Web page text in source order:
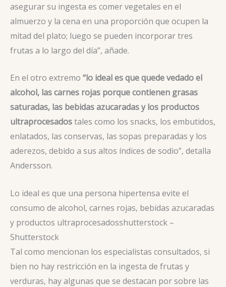
asegurar su ingesta es comer vegetales en el
almuerzo y la cena en una proporción que ocupen la
mitad del plato; luego se pueden incorporar tres
frutas a lo largo del día”, añade.
En el otro extremo “lo ideal es que quede vedado el
alcohol, las carnes rojas porque contienen grasas
saturadas, las bebidas azucaradas y los productos
ultraprocesadostales como los snacks, los embutidos,
enlatados, las conservas, las sopas preparadas y los
aderezos, debido a sus altos índices de sodio”, detalla
Andersson.
Lo ideal es que una persona hipertensa evite el
consumo de alcohol, carnes rojas, bebidas azucaradas
y productos ultraprocesadosshutterstock –
Shutterstock
Tal como mencionan los especialistas consultados, si
bien no hay restricción en la ingesta de frutas y
verduras, hay algunas que se destacan por sobre las